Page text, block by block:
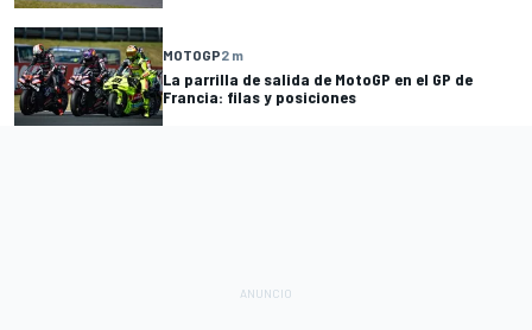
MOTOGP2 m
La parrilla de salida de MotoGP en el GP de
Francia: filas y posiciones